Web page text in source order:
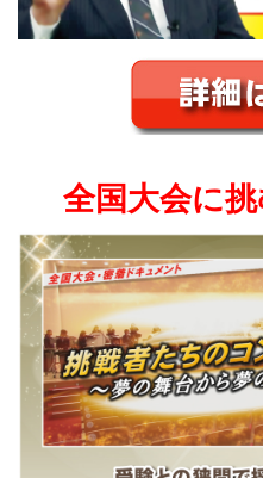
全国大会に